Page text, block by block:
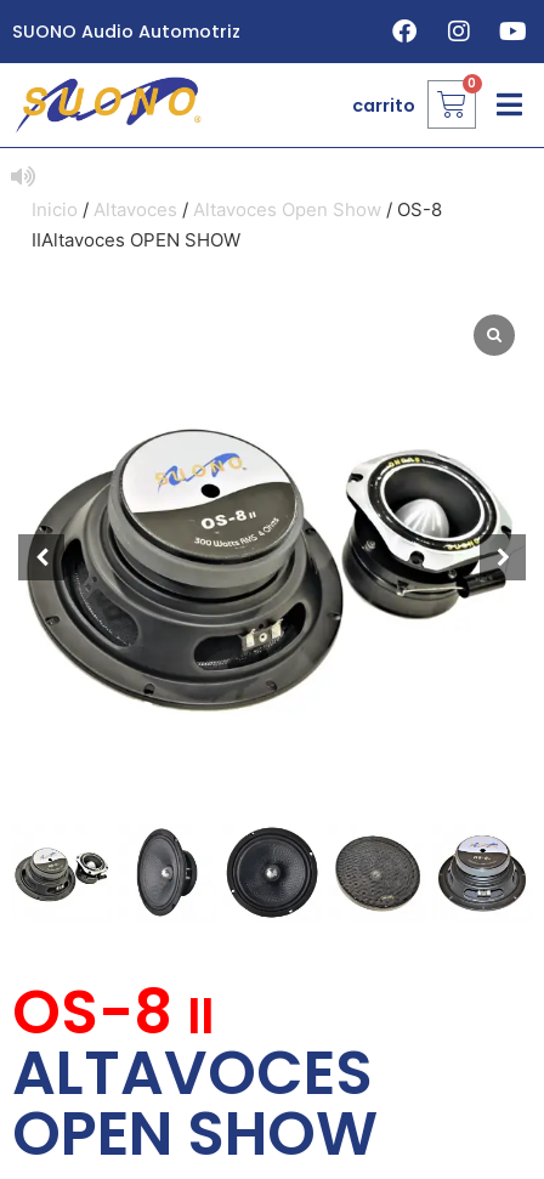
SUONO Audio Automotriz
carrito
Inicio / Altavoces / Altavoces Open Show / OS-8
IIAltavoces OPEN SHOW
OS-8 II
ALTAVOCES
OPEN SHOW